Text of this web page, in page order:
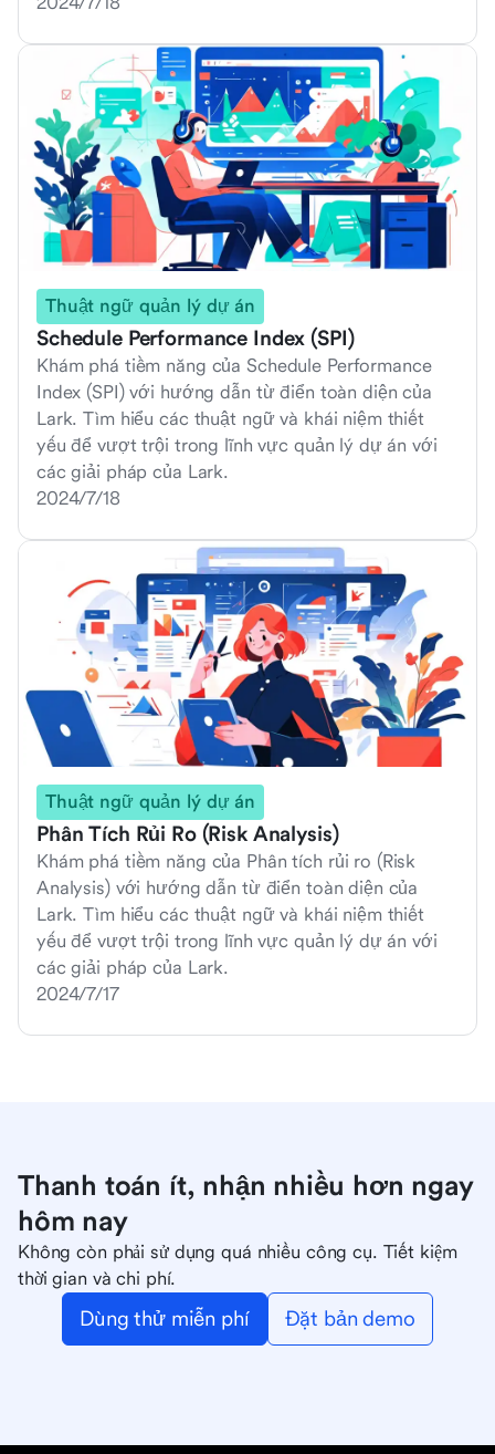
Thuật ngữ quản lý dự án
Schedule Performance Index (SPI)
Khám phá tiềm năng của Schedule Performance
Index (SPI) với hướng dẫn từ điển toàn diện của
Lark. Tìm hiểu các thuật ngữ và khái niệm thiết
yếu để vượt trội trong lĩnh vực quản lý dự án với
các giải pháp của Lark.
2024/7/18
Thuật ngữ quản lý dự án
Phân Tích Rủi Ro (Risk Analysis)
Khám phá tiềm năng của Phân tích rủi ro (Risk
Analysis) với hướng dẫn từ điển toàn diện của
Lark. Tìm hiểu các thuật ngữ và khái niệm thiết
yếu để vượt trội trong lĩnh vực quản lý dự án với
các giải pháp của Lark.
2024/7/17
Thanh toán ít, nhận nhiều hơn ngay
hôm nay
Không còn phải sử dụng quá nhiều công cụ. Tiết kiệm
thời gian và chi phí.
Dùng thử miễn phí Đặt bản demo